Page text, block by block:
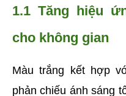
1.1 Tăng hiệu
cho không gian
Màu trắng kết hợp
phản chiếu ánh sáng